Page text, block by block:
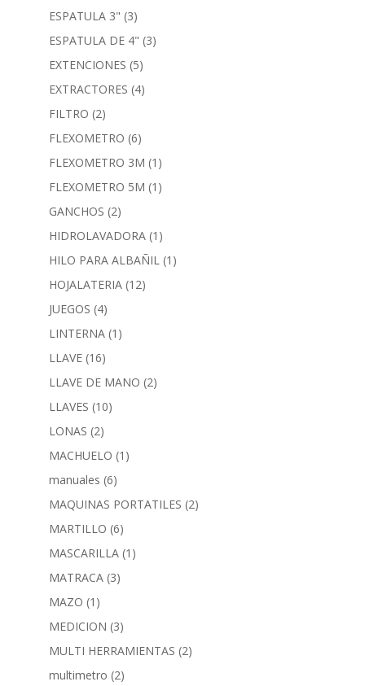
ESPATULA 3" (3)
ESPATULA DE 4" (3)
EXTENCIONES (5)
EXTRACTORES (4)
FILTRO (2)
FLEXOMETRO (6)
FLEXOMETRO 3M (1)
FLEXOMETRO 5M (1)
GANCHOS (2)
HIDROLAVADORA (1)
HILO PARA ALBAÑIL (1)
HOJALATERIA (12)
JUEGOS (4)
LINTERNA (1)
LLAVE (16)
LLAVE DE MANO (2)
LLAVES (10)
LONAS (2)
MACHUELO (1)
manuales (6)
MAQUINAS PORTATILES (2)
MARTILLO (6)
MASCARILLA (1)
MATRACA (3)
MAZO (1)
MEDICION (3)
MULTI HERRAMIENTAS (2)
multimetro (2)